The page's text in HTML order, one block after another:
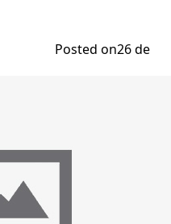
Posted on26 de